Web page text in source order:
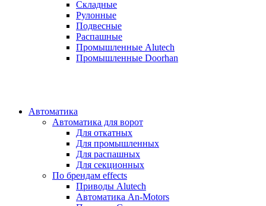
Складные
Рулонные
Подвесные
Распашные
Промышленные Alutech
Промышленные Doorhan
Автоматика
Автоматика для ворот
Для откатных
Для промышленных
Для распашных
Для секционных
По брендам effects
Приводы Alutech
Автоматика An-Motors